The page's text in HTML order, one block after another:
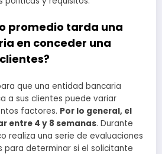
promedio tarda una
en conceder una
que una entidad bancaria
a sus clientes puede variar
factores. Por lo general, el
entre 4 y 8 semanas. Durante
realiza una serie de evaluaciones
para determinar si el solicitante